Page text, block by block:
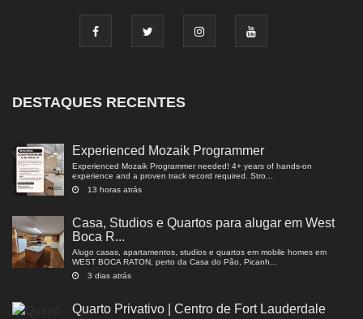
DESTAQUES RECENTES
Experienced Mozaik Programmer
Experienced Mozaik Programmer needed! 4+ years of hands-on
experience and a proven track record required. Stro...
13 horas atrás
Casa, Studios e Quartos para alugar em West
Boca R...
Alugo casas, apartamentos, studios e quartos em mobile homes em
WEST BOCA RATON, perto da Casa do Pão, Picanh...
3 dias atrás
Quarto Privativo | Centro de Fort Lauderdale